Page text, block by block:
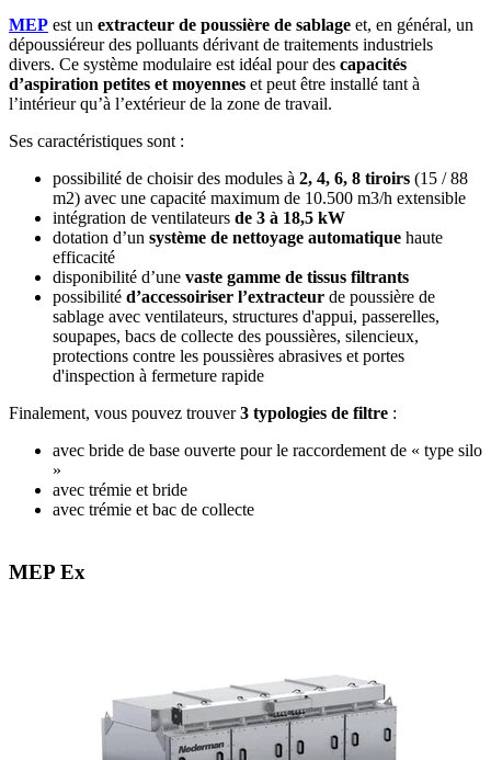
MEP est un extracteur de poussière de sablage et, en général, un
dépoussiéreur des polluants dérivant de traitements industriels
divers. Ce système modulaire est idéal pour des capacités
d’aspiration petites et moyennes et peut être installé tant à
l’intérieur qu’à l’extérieur de la zone de travail.
Ses caractéristiques sont :
possibilité de choisir des modules à 2, 4, 6, 8 tiroirs (15 / 88
m2) avec une capacité maximum de 10.500 m3/h extensible
intégration de ventilateurs de 3 à 18,5 kW
dotation d’un système de nettoyage automatique haute
efficacité
disponibilité d’une vaste gamme de tissus filtrants
possibilité d’accessoiriser l’extracteur de poussière de
sablage avec ventilateurs, structures d'appui, passerelles,
soupapes, bacs de collecte des poussières, silencieux,
protections contre les poussières abrasives et portes
d'inspection à fermeture rapide
Finalement, vous pouvez trouver3 typologies de filtre :
avec bride de base ouverte pour le raccordement de « type silo
»
avec trémie et bride
avec trémie et bac de collecte
MEP Ex